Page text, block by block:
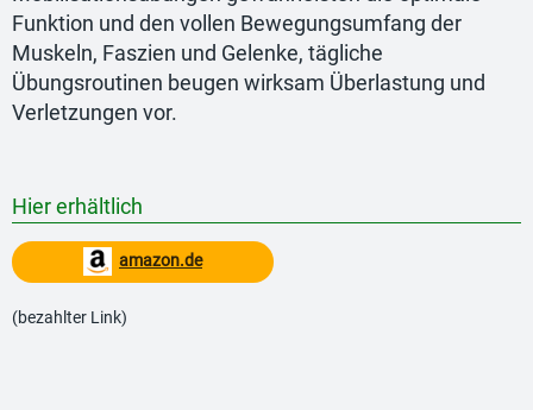
Funktion und den vollen Bewegungsumfang der
Muskeln, Faszien und Gelenke, tägliche
Übungsroutinen beugen wirksam Überlastung und
Verletzungen vor.
Hier erhältlich
amazon.de
(bezahlter Link)